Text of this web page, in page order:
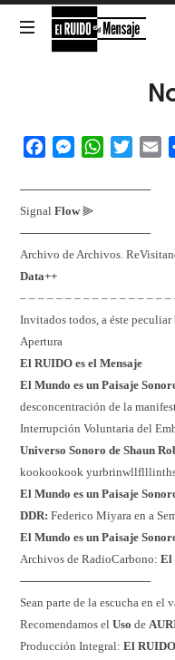
El
el
Mensaje
FacebookMessengerWhatsAppTwitter
────────────────
SignalFlow⫸
────────────────
Archivo de Archivos.
Data++
– – – – – – – – – – – – – – – – –
Invitados todos, a éste peculiar
Apertura
El RUIDO es el Mensaje
El Mundo es un Paisaje
desconcentración de la
Interrupción Voluntaria del
Universo Sonoro de Shaun
kookookook
El Mundo es un Paisaje
DDR: Federico Miyara en a
El Mundo es un Paisaje
Archivos de RadioCarbono:El
────────────────
Sean parte de la escucha en el
Recomendamos elUso de
Producción Integral:El